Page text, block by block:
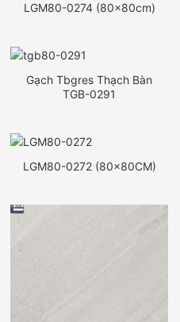
LGM80-0274 (80x80cm)
Gạch Tbgres Thạch Bàn
TGB-0291
LGM80-0272 (80x80CM)